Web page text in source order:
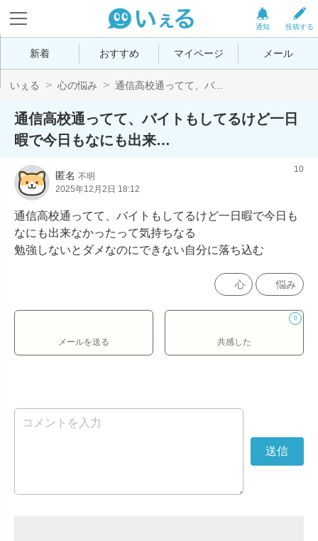
投稿する
通知
新着 おすすめ マイページ メール
いぇる 心の悩み 通信高校通ってて、バ...
通信高校通ってて、バイトもしてるけど一日
暇で今日もなにも出来…
匿名 不明
2025年12月2日 18:12
10
通信高校通ってて、バイトもしてるけど一日暇で今日も
なにも出来なかったって気持ちなる
勉強しないとダメなのにできない自分に落ち込む
心 悩み
メールを送る
0
共感した